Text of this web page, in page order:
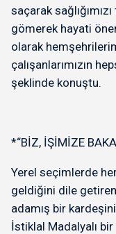
saçarak
gömerek hayati
olarak
çalışanlarımızın
şeklinde konuştu.
*“BİZ, İŞİMİZE
Yerel seçimlerde
geldiğini dile getiren
adamış bir
İstiklal Madalyalı